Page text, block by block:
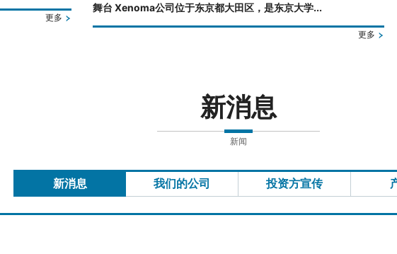
更多
舞台 Xenoma公司位于东京都大田区，是东京大学...
更多
新消息
新闻
新消息 我们的公司 投资方宣传